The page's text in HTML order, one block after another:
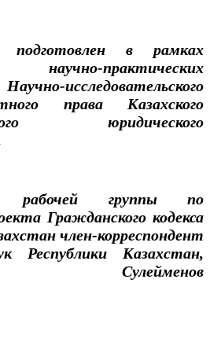
подготовлен в рамках
практических
исследовательского
права Казахского
юридического
рабочей группы по
Гражданского кодекса
член-корреспондент
Республики Казахстан,
Сулейменов